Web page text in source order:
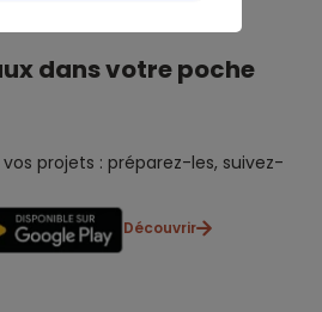
dans votre poche
projets : préparez-les, suivez-
Découvrir